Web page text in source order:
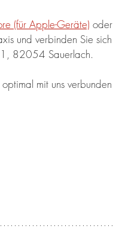
(für Apple-Geräte)
und verbinden Sie
82054 Sauerlach.
mit uns